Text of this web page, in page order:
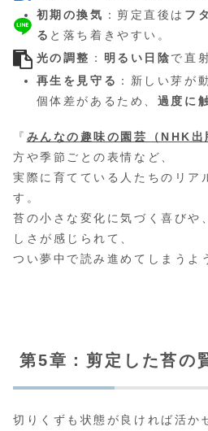
初期の換気 ：剪定直後は フ
る と落ち着きやすい。
光の調整 ： 明るい日陰で直
再生を見守る ：新しい芽が
個体差があるため、 過度に
『 みんなの趣味の園芸（NHK出
方や季節ごとの表情など、
実際に育てている人たちのリア
す。
苔の小さな変化に気づく喜びや
しさが感じられて、
つい夢中で読み進めてしまうよ
第5章：剪定した苔の
切りくずも状態が良ければ活か